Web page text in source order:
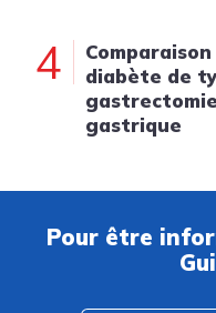
4
diabète de
gastrique
Pour être